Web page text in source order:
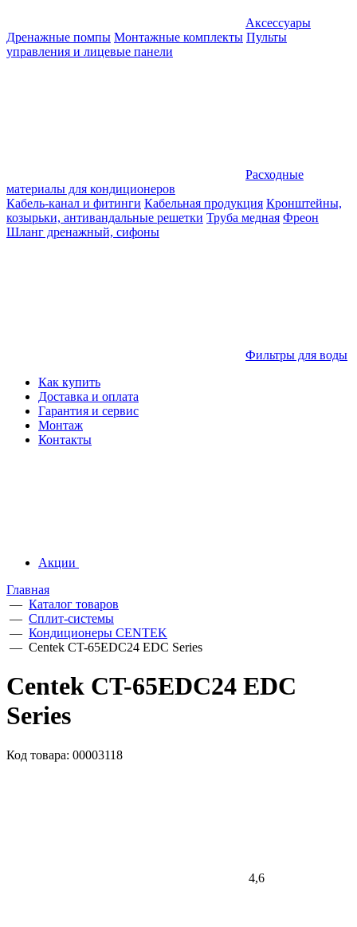
Аксессуары
Дренажные помпы Монтажные комплекты Пульты
управления и лицевые панели
Расходные
материалы для кондиционеров
Кабель-канал и фитинги Кабельная продукция Кронштейны,
козырьки, антивандальные решетки Труба медная Фреон
Шланг дренажный, сифоны
Фильтры для воды
Как купить
Доставка и оплата
Гарантия и сервис
Монтаж
Контакты
Акции
Главная
— Каталог товаров
— Сплит-системы
— Кондиционеры CENTEK
— Centek CT-65EDC24 EDC Series
Centek CT-65EDC24 EDC
Series
Код товара: 00003118
4,6